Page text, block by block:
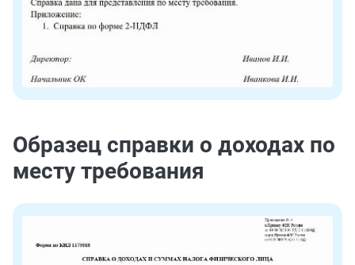
Образец справки о доходах по
месту требования